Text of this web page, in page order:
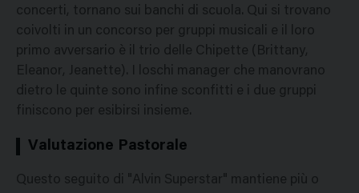
concerti, tornano sui banchi di scuola. Qui si trovano
coivolti in un concorso per gruppi musicali e il loro
primo avversario è il trio delle Chipette (Brittany,
Eleanor, Jeanette). I loschi manager che manovrano
dietro le quinte sono infine sconfitti e i due gruppi
finiscono per esibirsi insieme.
Valutazione Pastorale
Questo seguito di "Alvin Superstar" mantiene più o